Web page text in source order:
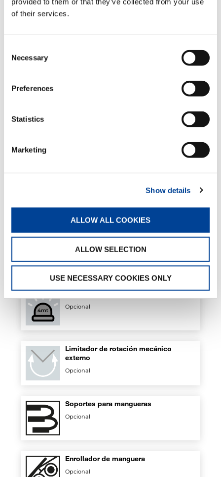
of their services.
Selection
Necessary
Preferences
Statistics
Marketing
Show details
ALLOW ALL COOKIES
ALLOW SELECTION
USE NECESSARY COOKIES ONLY
Brazos estabilizadores telescópicos
Kit de seguridad para estabilizadores
Estándar
Sensor de alarma 4 m t
Opcional
Limitador de rotación mecánico
externo
Opcional
Soportes para mangueras
Opcional
Enrollador de manguera
Opcional